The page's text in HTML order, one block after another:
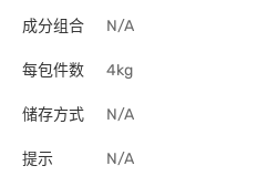
成分组合 N/A
每包件数 4kg
储存方式 N/A
提示 N/A